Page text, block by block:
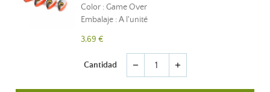
Color : Game Over
Embalaje : A l'unité
3,69 €
Cantidad remove add